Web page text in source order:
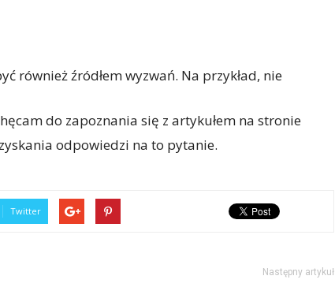
również źródłem wyzwań. Na przykład, nie
do zapoznania się z artykułem na stronie
odpowiedzi na to pytanie.
Twitter
Następny artykuł